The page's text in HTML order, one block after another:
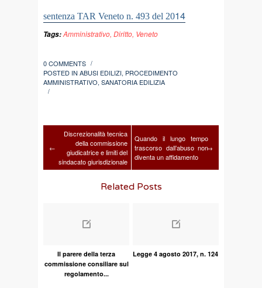
sentenza TAR Veneto n. 493 del 2014
Tags:Amministrativo, Diritto, Veneto
0 COMMENTS /
POSTED IN ABUSI EDILIZI, PROCEDIMENTO
AMMINISTRATIVO, SANATORIA EDILIZIA
/
←
Discrezionalità tecnica
della commissione
giudicatrice e limiti del
sindacato giurisdizionale
Quando il lungo tempo
trascorso dall’abuso non
diventa un affidamento
→
Related Posts
Il parere della terza
commissione consiliare sul
regolamento...
Legge 4 agosto 2017, n. 124